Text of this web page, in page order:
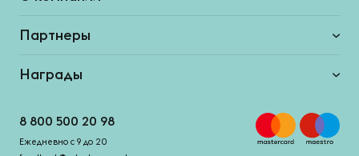
Партнеры
Награды
8 800 500 20 98
Ежедневно с 9 до 20